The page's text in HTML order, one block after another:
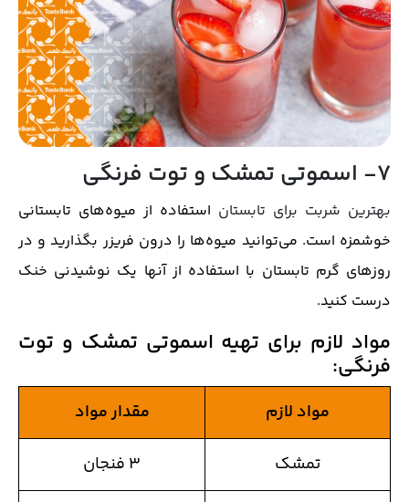
7- اسموتی تمشک و توت فرنگی
بهترین شربت برای تابستان استفاده از میوه‌های تابستانی
خوشمزه است. می‌توانید میوه‌ها را درون فریزر بگذارید و در
روزهای گرم تابستان با استفاده از آنها یک نوشیدنی خنک
درست کنید.
مواد لازم برای تهیه اسموتی تمشک و توت
فرنگی:
مواد لازم مقدار مواد
تمشک ۳ فنجان